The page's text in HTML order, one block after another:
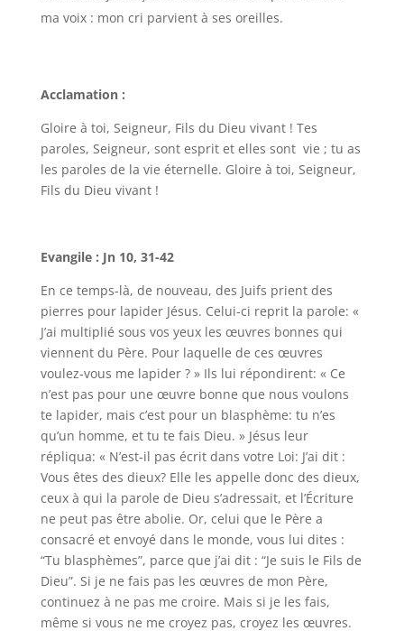
ma voix : mon cri parvient à ses oreilles.
Acclamation :
Gloire à toi, Seigneur, Fils du Dieu vivant ! Tes
paroles, Seigneur, sont esprit et elles sont vie ; tu as
les paroles de la vie éternelle. Gloire à toi, Seigneur,
Fils du Dieu vivant !
Evangile : Jn 10, 31-42
En ce temps-là, de nouveau, des Juifs prient des
pierres pour lapider Jésus. Celui-ci reprit la parole: «
J’ai multiplié sous vos yeux les œuvres bonnes qui
viennent du Père. Pour laquelle de ces œuvres
voulez-vous me lapider ? » Ils lui répondirent: « Ce
n’est pas pour une œuvre bonne que nous voulons
te lapider, mais c’est pour un blasphème: tu n’es
qu’un homme, et tu te fais Dieu. » Jésus leur
répliqua: « N’est-il pas écrit dans votre Loi: J’ai dit :
Vous êtes des dieux? Elle les appelle donc des dieux,
ceux à qui la parole de Dieu s’adressait, et l’Écriture
ne peut pas être abolie. Or, celui que le Père a
consacré et envoyé dans le monde, vous lui dites :
“Tu blasphèmes”, parce que j’ai dit : “Je suis le Fils de
Dieu”. Si je ne fais pas les œuvres de mon Père,
continuez à ne pas me croire. Mais si je les fais,
même si vous ne me croyez pas, croyez les œuvres.